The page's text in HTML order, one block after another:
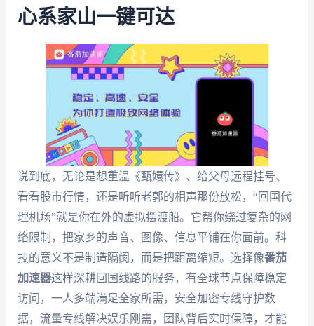
心系家山一键可达
说到底，无论是想重温《甄嬛传》、给父母远程挂号、
看看股市行情，还是听听老郭的相声那份放松，“回国代
理机场”就是你在外的虚拟摆渡船。它帮你绕过复杂的网
络限制，把家乡的声音、图像、信息平铺在你面前。科
技的意义不是制造隔阂，而是把距离缩短。选择像番茄
加速器这样深耕回国线路的服务，有全球节点保障稳定
访问，一人多端满足全家所需，安全加密专线守护数
据，流量专线解决娱乐刚需，团队背后实时保障，才能